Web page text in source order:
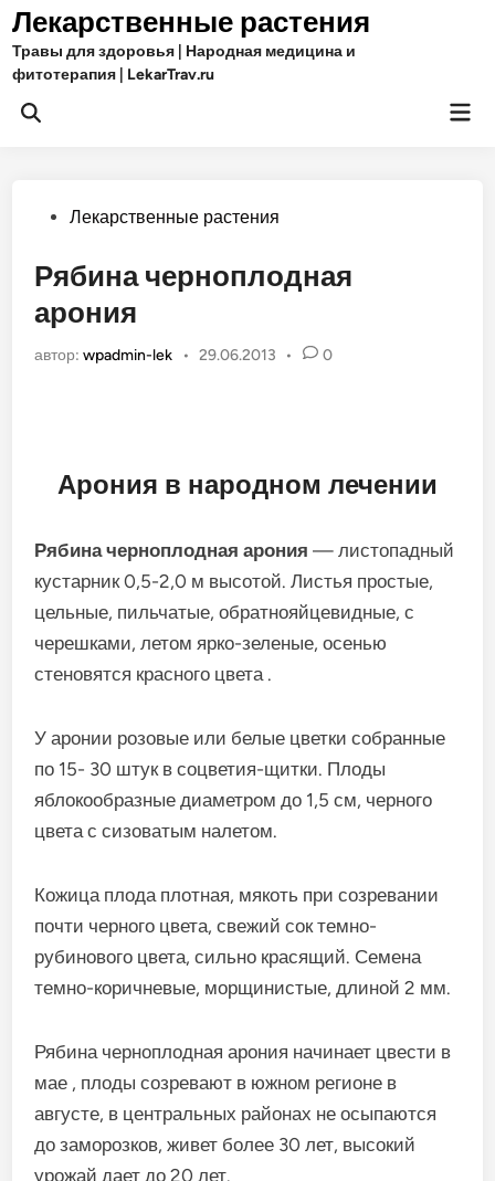
Перейти
содержимому
Лекарственные растения
Травы для здоровья | Народная медицина и
фитотерапия | LekarTrav.ru
Открыть
Опубликовано
Лекарственные растения
Рябина черноплодная
арония
автор:wpadmin-lek • 29.06.2013 • 0
Арония в народном лечении
Рябина черноплодная арония — листопадный
кустарник 0,5-2,0 м высотой. Листья простые,
цельные, пильчатые, обратнояйцевидные, с
черешками, летом ярко-зеленые, осенью
стеновятся красного цвета .
У аронии розовые или белые цветки собранные
по 15- 30 штук в соцветия-щитки. Плоды
яблокообразные диаметром до 1,5 см, черного
цвета с сизоватым налетом.
Кожица плода плотная, мякоть при созревании
почти черного цвета, свежий сок темно-
рубинового цвета, сильно красящий. Семена
темно-коричневые, морщинистые, длиной 2 мм.
Рябина черноплодная арония начинает цвести в
мае , плоды созревают в южном регионе в
августе, в центральных районах не осыпаются
до заморозков, живет более 30 лет, высокий
урожай дает до 20 лет.